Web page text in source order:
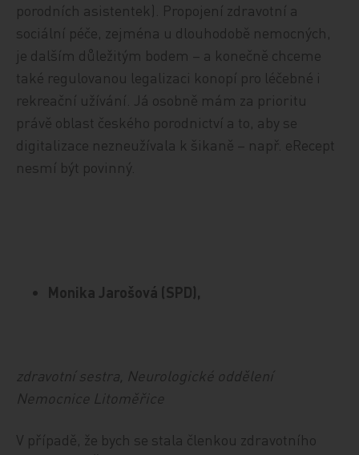
porodních asistentek). Propojení zdravotní a
sociální péče, zejména u dlouhodobě nemocných,
je dalším důležitým bodem – a konečně chceme
také regulovanou legalizaci konopí pro léčebné i
rekreační užívání. Já osobně mám za prioritu
právě oblast českého porodnictví a to, aby se
digitalizace nezneužívala k šikaně – např. eRecept
nesmí být povinný.
Monika Jarošová (SPD),
zdravotní sestra, Neurologické oddělení
Nemocnice Litoměřice
V případě, že bych se stala členkou zdravotního